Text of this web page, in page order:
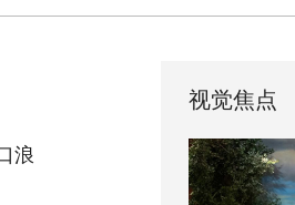
浪
视觉焦点